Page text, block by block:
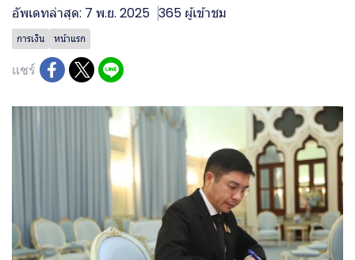
อัพเดทล่าสุด: 7 พ.ย. 2025 365 ผู้เข้าชม
การเงิน หน้าแรก
แชร์